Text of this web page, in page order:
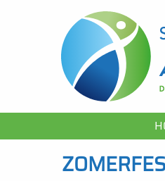
Skip to main content
navigation